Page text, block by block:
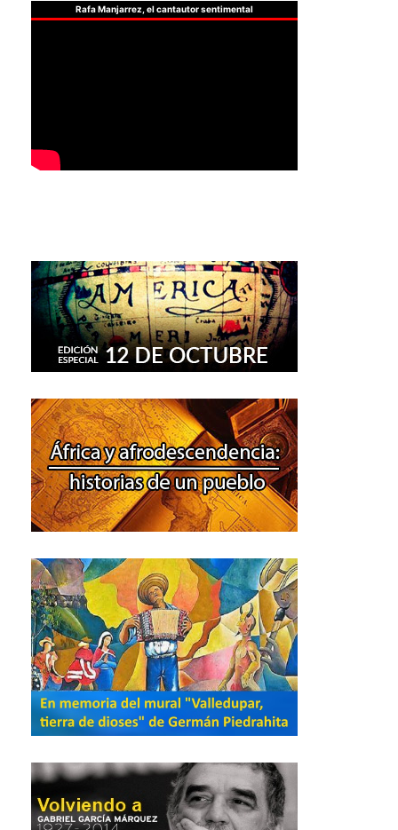
Rafa Manjarrez, el cantautor sentimental